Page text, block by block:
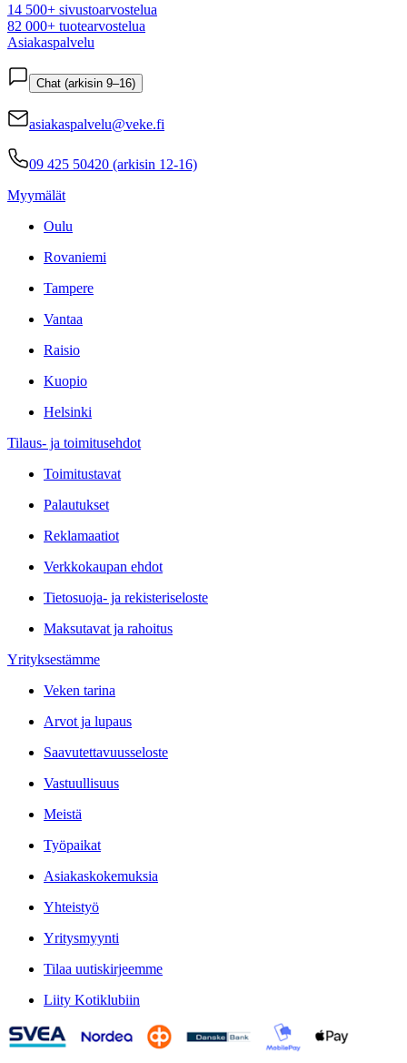
14 500+ sivustoarvostelua
82 000+ tuotearvostelua
Asiakaspalvelu
Chat (arkisin 9–16)
asiakaspalvelu@veke.fi
09 425 50420 (arkisin 12-16)
Myymälät
Oulu
Rovaniemi
Tampere
Vantaa
Raisio
Kuopio
Helsinki
Tilaus- ja toimitusehdot
Toimitustavat
Palautukset
Reklamaatiot
Verkkokaupan ehdot
Tietosuoja- ja rekisteriseloste
Maksutavat ja rahoitus
Yrityksestämme
Veken tarina
Arvot ja lupaus
Saavutettavuusseloste
Vastuullisuus
Meistä
Työpaikat
Asiakaskokemuksia
Yhteistyö
Yritysmyynti
Tilaa uutiskirjeemme
Liity Kotiklubiin